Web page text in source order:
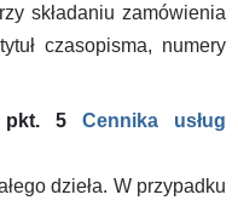
składaniu zamówienia
czasopisma, numery
pkt. 5 Cennika usług
dzieła. W przypadku